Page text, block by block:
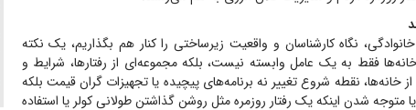
نگاه کارشناسان و واقعیت زیرساختی را کنار هم بگذاریم، یک نکته
فقط به یک عامل وابسته نیست، بلکه مجموعه‌ای از رفتارها، شرایط و
نقطه شروع تغییر نه برنامه‌های پیچیده یا تجهیزات گران قیمت بلکه
شدن اینکه یک رفتار روزمره مثل روشن گذاشتن طولانی کولر یا استفاده